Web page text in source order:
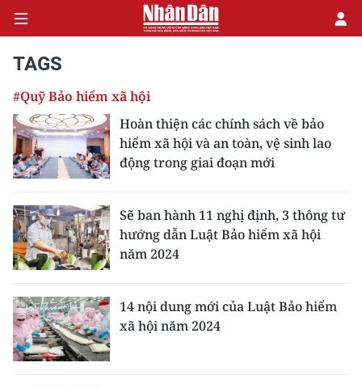
CHÍNH TRỊ
KINH TẾ
XÃ HỘI
PHÁP LUẬT
DU LỊCH
THẾ GIỚI
TAGS
#Quỹ Bảo hiểm xã hội
Hoàn thiện các chính sách về bảo
hiểm xã hội và an toàn, vệ sinh lao
động trong giai đoạn mới
Sẽ ban hành 11 nghị định, 3 thông tư
hướng dẫn Luật Bảo hiểm xã hội
năm 2024
14 nội dung mới của Luật Bảo hiểm
xã hội năm 2024